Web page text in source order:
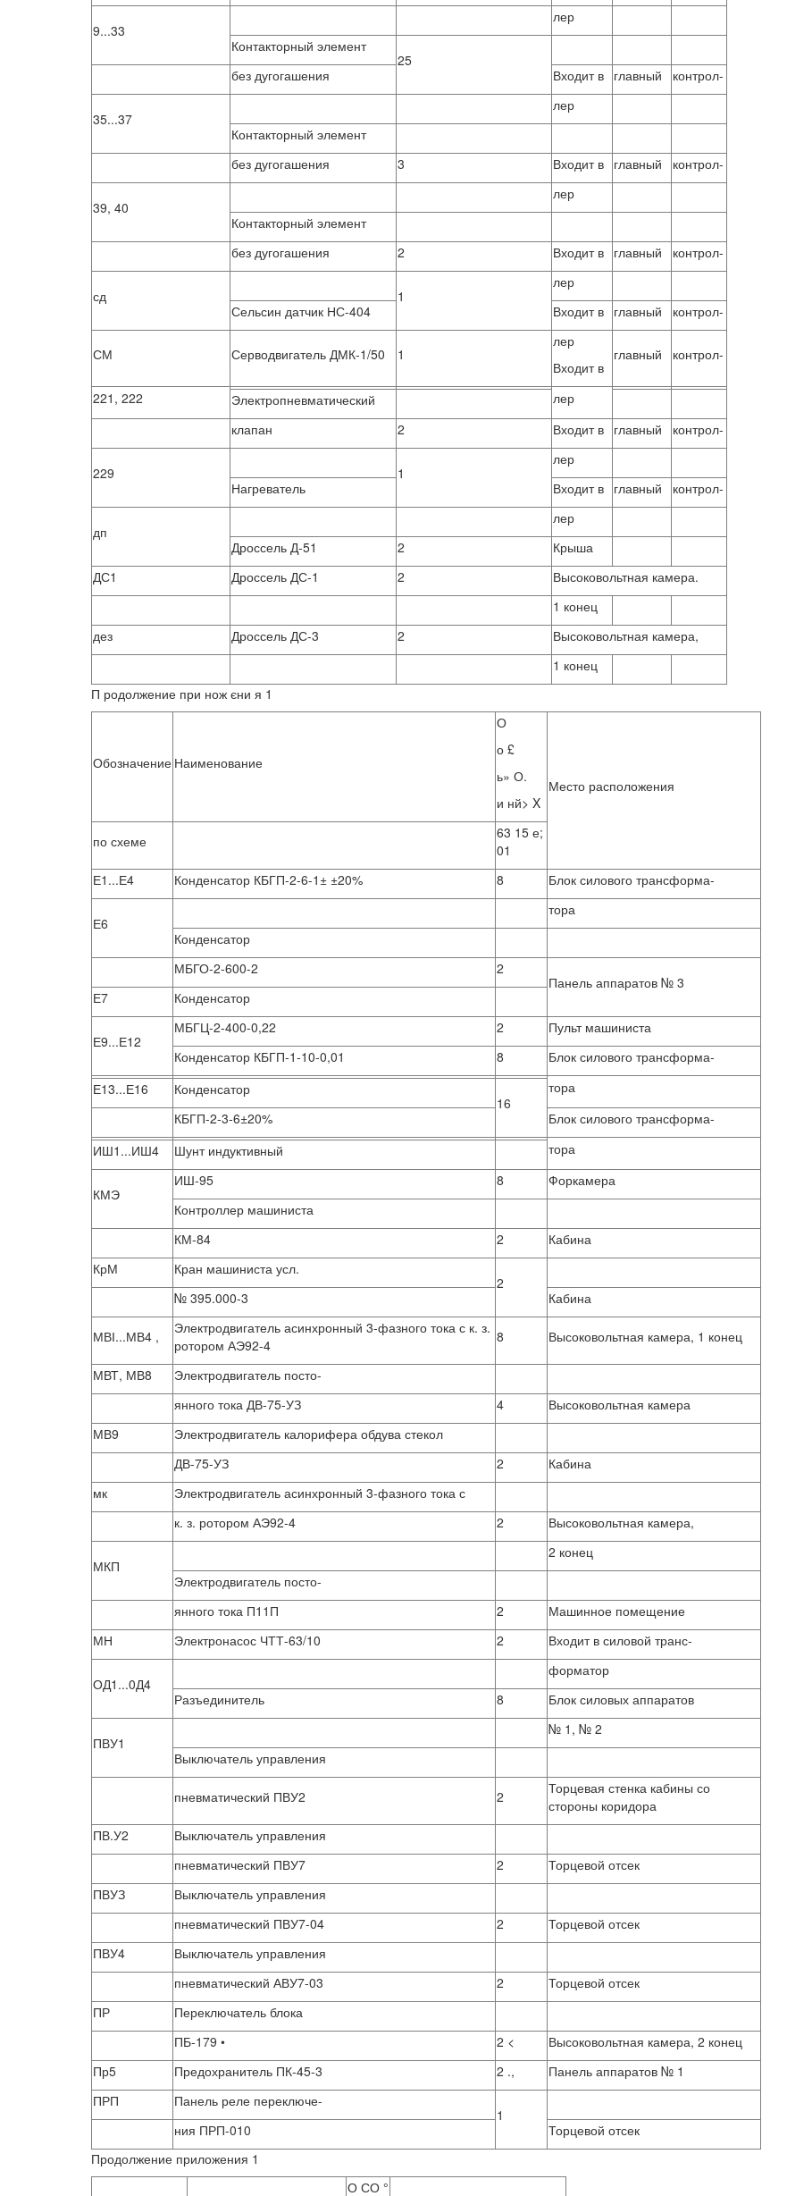
9...33
лер
Контакторный элемент
25
без дугогашения
Входит в главный контрол-
35...37
лер
Контакторный элемент
без дугогашения
3 Входит в главный контрол-
39, 40
лер
Контакторный элемент
без дугогашения
2 Входит в главный контрол-
сд 1
лер
Сельсин датчик НС-404
Входит в главный контрол-
СМ Серводвигатель ДМК-1/50 1
лер
Входит в
главный контрол-
221, 222 лер
Электропневматический
клапан
2 Входит в главный контрол-
229 1
лер
Нагреватель
Входит в главный контрол-
дп
лер
Дроссель Д-51
2
Крыша
ДС1
Дроссель ДС-1 2
Высоковольтная камера.
1 конец
дез
Дроссель ДС-3 2
Высоковольтная камера,
1 конец
П родолжение при нож єни я 1
Обозначение Наименование
О
о £
ь» О.
и нй> X
Место расположения
по схеме
63 15 е;
01
Е1...Е4
Конденсатор КБГП-2-6-1± ±20% 8 Блок силового трансформа-
Е6
тора
Конденсатор
МБГО-2-600-2
2
Панель аппаратов № 3
Е7
Конденсатор
Е9...Е12
МБГЦ-2-400-0,22 2
Пульт машиниста
Конденсатор КБГП-1-10-0,01
8
Блок силового трансформа-
тора
Е13...Е16
Конденсатор
16
КБГП-2-3-6±20%
Блок силового трансформа-
тора
ИШ1...ИШ4 Шунт индуктивный
КМЭ
ИШ-95 8
Форкамера
Контроллер машиниста
КМ-84
2
Кабина
КрМ
Кран машиниста усл.
2
№ 395.000-3
Кабина
МВІ...МВ4 ,
Электродвигатель асинхронный 3-фазного тока с к. з.
ротором АЭ92-4
8 Высоковольтная камера, 1 конец
МВТ, МВ8
Электродвигатель посто-
янного тока ДВ-75-УЗ
4
Высоковольтная камера
МВ9
Электродвигатель калорифера обдува стекол
ДВ-75-УЗ
2
Кабина
мк
Электродвигатель асинхронный 3-фазного тока с
к. з. ротором АЭ92-4
2 Высоковольтная камера,
МКП
2 конец
Электродвигатель посто-
янного тока П11П
2
Машинное помещение
МН
Электронасос ЧТТ-63/10 2 Входит в силовой транс-
ОД1...0Д4
форматор
Разъединитель
8 Блок силовых аппаратов
ПВУ1
№ 1, № 2
Выключатель управления
пневматический ПВУ2 2
Торцевая стенка кабины со
стороны коридора
ПВ.У2
Выключатель управления
пневматический ПВУ7
2
Торцевой отсек
ПВУЗ
Выключатель управления
пневматический ПВУ7-04
2
Торцевой отсек
ПВУ4
Выключатель управления
пневматический АВУ7-03
2
Торцевой отсек
ПР
Переключатель блока
ПБ-179 •
2 <
Высоковольтная камера, 2 конец
Пр5
Предохранитель ПК-45-3 2 .,
Панель аппаратов № 1
ПРП
Панель реле переключе-
1
ния ПРП-010
Торцевой отсек
Продолжение приложения 1
О СО °